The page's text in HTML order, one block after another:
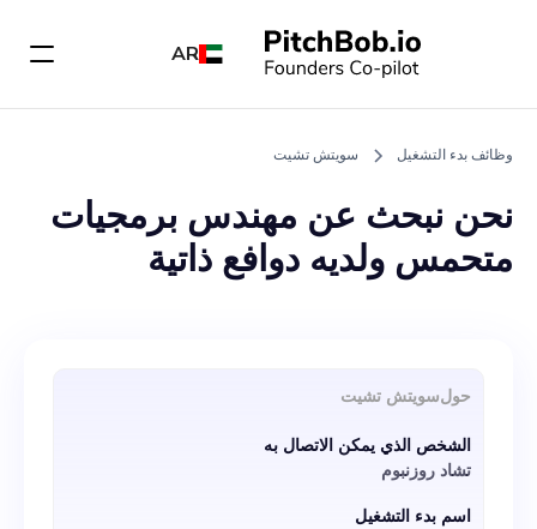
AR
وظائف بدء التشغيل سويتش تشيت
نحن نبحث عن مهندس برمجيات
متحمس ولديه دوافع ذاتية
عن كثب مع فريق التطوير
للمساعدة في تطوير منتجنا
حولسويتش تشيت
الشخص الذي يمكن الاتصال به
تشاد روزنبوم
اسم بدء التشغيل